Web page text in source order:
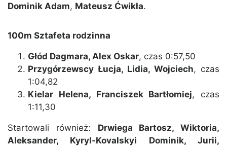
Dominik Adam, Mateusz Ćwikła.
100m Sztafeta rodzinna
Głód Dagmara, Alex Oskar, czas 0:57,50
Przygórzewscy Łucja, Lidia, Wojciech, czas
1:04,82
Kielar Helena, Franciszek Bartłomiej, czas
1:11,30
Startowali również: Drwiega Bartosz, Wiktoria,
Aleksander, Kyryl-Kovalskyi Dominik, Jurii,